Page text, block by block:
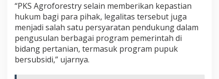
“PKS Agroforestry selain memberikan kepastian
hukum bagi para pihak, legalitas tersebut juga
menjadi salah satu persyaratan pendukung dalam
pengusulan berbagai program pemerintah di
bidang pertanian, termasuk program pupuk
bersubsidi,” ujarnya.